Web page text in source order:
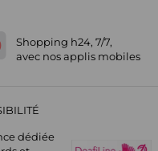
Shopping h24, 7/7,
avec nos applis mobiles
dédiée